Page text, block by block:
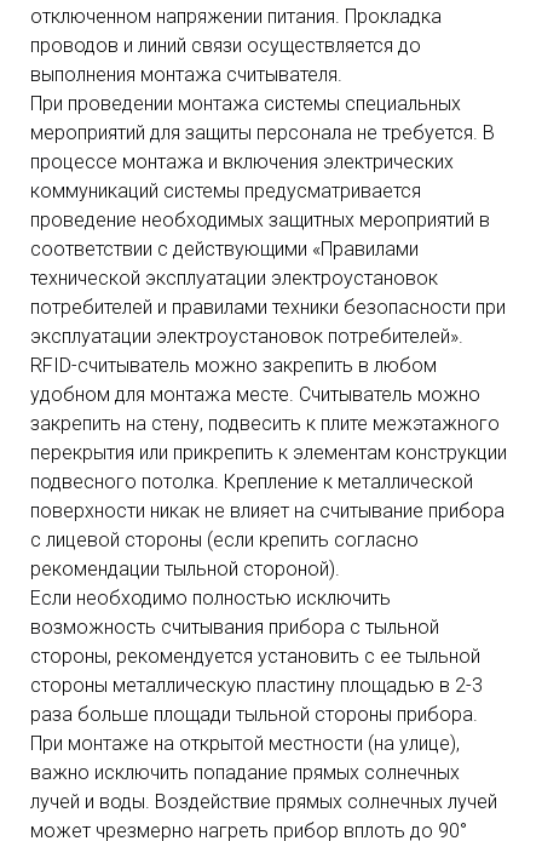
отключенном напряжении питания. Прокладка
проводов и линий связи осуществляется до
выполнения монтажа считывателя.
При проведении монтажа системы специальных
мероприятий для защиты персонала не требуется. В
процессе монтажа и включения электрических
коммуникаций системы предусматривается
проведение необходимых защитных мероприятий в
соответствии с действующими «Правилами
технической эксплуатации электроустановок
потребителей и правилами техники безопасности при
эксплуатации электроустановок потребителей».
RFID-считыватель можно закрепить в любом
удобном для монтажа месте. Считыватель можно
закрепить на стену, подвесить к плите межэтажного
перекрытия или прикрепить к элементам конструкции
подвесного потолка. Крепление к металлической
поверхности никак не влияет на считывание прибора
с лицевой стороны (если крепить согласно
рекомендации тыльной стороной).
Если необходимо полностью исключить
возможность считывания прибора с тыльной
стороны, рекомендуется установить с ее тыльной
стороны металлическую пластину площадью в 2-3
раза больше площади тыльной стороны прибора.
При монтаже на открытой местности (на улице),
важно исключить попадание прямых солнечных
лучей и воды. Воздействие прямых солнечных лучей
может чрезмерно нагреть прибор вплоть до 90°